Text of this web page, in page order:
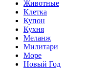
Животные
Клетка
Купон
Кухня
Меланж
Милитари
Море
Новый Год